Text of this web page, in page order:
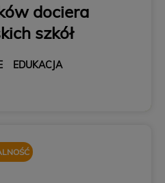
dociera
szkół
EDUKACJA